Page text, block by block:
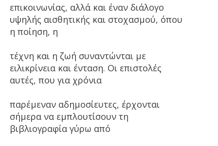
επικοινωνίας, αλλά και έναν διάλογο
υψηλής αισθητικής και στοχασμού, όπου
η ποίηση, η
τέχνη και η ζωή συναντώνται με
ειλικρίνεια και ένταση. Οι επιστολές
αυτές, που για χρόνια
παρέμεναν αδημοσίευτες, έρχονται
σήμερα να εμπλουτίσουν τη
βιβλιογραφία γύρω από